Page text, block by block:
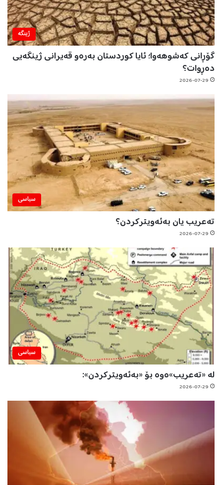
ژینگه‌
گۆڕانی کەشوهەوا؛ ئایا کوردستان بەرەو قەیرانی ژینگەیی
دەڕوات؟
2026-07-29
سیاسی
تەعریب یان بەئەویترکردن؟
2026-07-29
سیاسی
لە «تەعریب»ەوە بۆ «بەئەویترکردن»:
2026-07-29